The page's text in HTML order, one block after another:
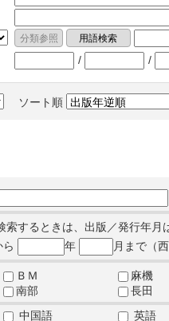
/ /
ソート順
するときは、出版／発行年月
ら 年 月まで（
ＢＭ 麻機
南部 長田
中国語 英語